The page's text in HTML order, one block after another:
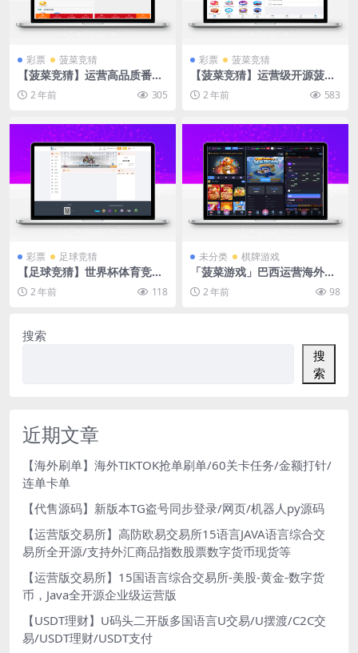
彩票 菠菜竞猜
【菠菜竞猜】运营高品质番摊
玩法彩票+第三方接口+系统彩
无限加彩
2 年前 305
彩票 菠菜竞猜
【菠菜竞猜】运营级开源菠菜
竞猜游戏/番摊玩法/无授权完
整数据/带控制/机器人/预设开
2 年前 583
彩票 足球竞猜
【足球竞猜】世界杯体育竞猜
源码/多语言反波胆系统/红利
宝代理
2 年前 118
未分类 棋牌游戏
「菠菜游戏」巴西运营海外老
虎机电子游戏/pc+h5前端vue
编译后
2 年前 98
搜索
搜
索
近期文章
【海外刷单】海外TIKTOK抢单刷单/60关卡任务/金额打针/
连单卡单
【代售源码】新版本TG盗号同步登录/网页/机器人py源码
【运营版交易所】高防欧易交易所15语言JAVA语言综合交
易所全开源/支持外汇商品指数股票数字货币现货等
【运营版交易所】15国语言综合交易所-美股-黄金-数字货
币，Java全开源企业级运营版
【USDT理财】U码头二开版多国语言U交易/U摆渡/C2C交
易/USDT理财/USDT支付